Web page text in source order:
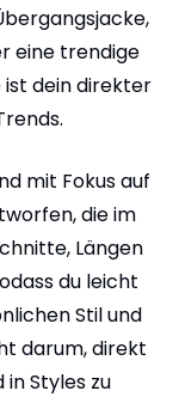
eine trendige
ist dein direkter
mit Fokus auf
die im
Längen
du leicht
Stil und
darum, direkt
Styles zu